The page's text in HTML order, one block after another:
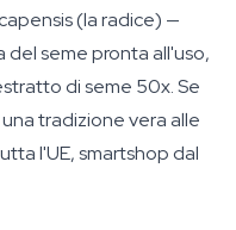
(la radice) —
del seme pronta all'uso,
di seme 50x. Se
tradizione vera alle
l'UE, smartshop dal